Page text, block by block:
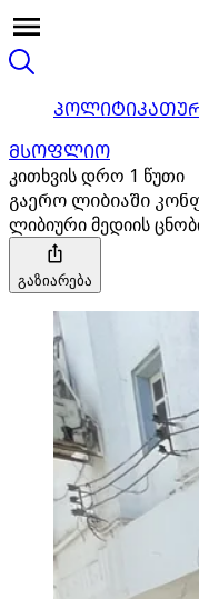
ᲞᲝᲚᲘᲢᲘᲙᲐ
ᲛᲡᲝᲤᲚᲘᲝ
კითხვის დრო 1 წუთი
გაერო ლიბიაში
ლიბიური მედიის
გაზიარება